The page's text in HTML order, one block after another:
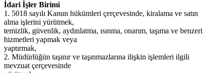
İdari İşler Birimi
1. 5018 sayılı Kanun hükümleri çerçevesinde, kiralama ve satın
alma işlerini yürütmek,
temizlik, güvenlik, aydınlatma, ısınma, onarım, taşıma ve benzeri
hizmetleri yapmak veya
yaptırmak,
2. Müdürlüğün taşınır ve taşınmazlarına ilişkin işlemleri ilgili
mevzuat çerçevesinde